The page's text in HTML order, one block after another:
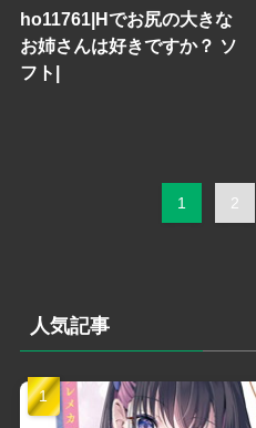
ho11761|Hでお尻の大きな
お姉さんは好きですか？ ソ
フト|
1 2
人気記事